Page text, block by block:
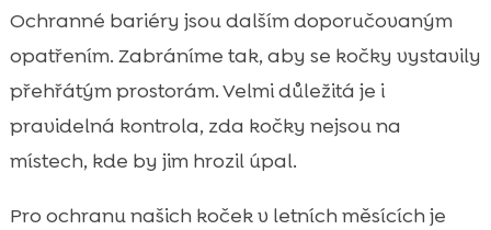
Ochranné bariéry jsou dalším doporučovaným
opatřením. Zabráníme tak, aby se kočky vystavily
přehřátým prostorám. Velmi důležitá je i
pravidelná kontrola, zda kočky nejsou na
místech, kde by jim hrozil úpal.
Pro ochranu našich koček v letních měsících je